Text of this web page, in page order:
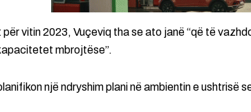
për vitin 2023, Vuçeviq tha se ato janë “që të
mbrojtëse”.
një ndryshim plani në ambientin e ushtrisë